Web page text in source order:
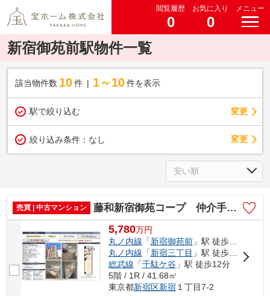
閲覧履歴
0
お気に入り
0
メニュー
新宿御苑前駅物件一覧
該当物件数 10件 1～10 件を表示
駅で絞り込む 変更
絞り込み条件： なし 変更
売買 | 中古マンション 藤和新宿御苑コープ 仲介手数料無料＋15万円現金プレゼント中
5,780万円
丸ノ内線 「新宿御苑前」駅 徒歩1分
丸ノ内線 「新宿三丁目 」駅 徒歩6分
総武線 「千駄ケ谷」駅 徒歩12分
5階 / 1R / 41.68㎡
東京都新宿区新宿１丁目7-2